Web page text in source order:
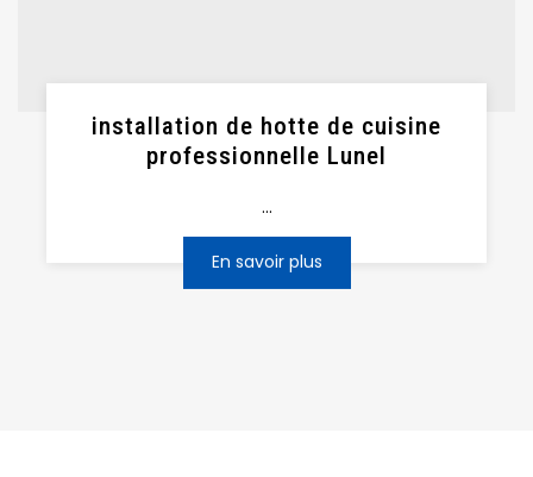
installation de hotte de cuisine
professionnelle Lunel
...
En savoir plus